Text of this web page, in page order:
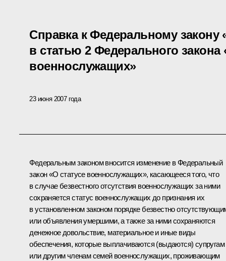
Справка к Федеральному закону
в статью 2 Федерального закона
военнослужащих»
23 июня 2007 года
Федеральным законом вносится изменение в Федеральный
закон «О статусе военнослужащих», касающееся того, что
в случае безвестного отсутствия военнослужащих за ними
сохраняется статус военнослужащих до признания их
в установленном законом порядке безвестно
или объявления умершими, а также за ними сохраняются
денежное довольствие, материальное и иные виды
обеспечения, которые выплачиваются (выдаются) супругам
или другим членам семей военнослужащих, проживающим